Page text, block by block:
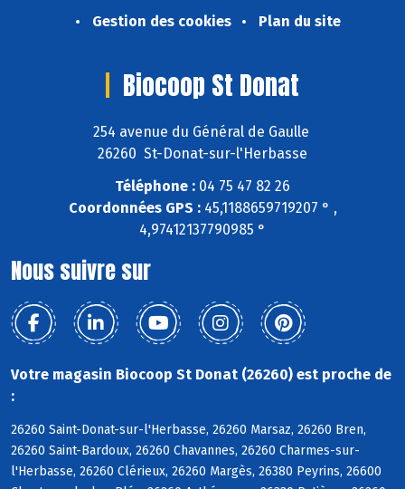
Gestion des cookies
Plan du site
Biocoop St Donat
254 avenue du Général de Gaulle
26260 St-Donat-sur-l'Herbasse
Téléphone : 04 75 47 82 26
Coordonnées GPS :45,1188659719207 ° ,
4,97412137790985 °
Nous suivre sur
Votre magasin Biocoop St Donat (26260) est proche de
:
26260 Saint-Donat-sur-l'Herbasse, 26260 Marsaz, 26260 Bren,
26260 Saint-Bardoux, 26260 Chavannes, 26260 Charmes-sur-
l'Herbasse, 26260 Clérieux, 26260 Margès, 26380 Peyrins, 26600